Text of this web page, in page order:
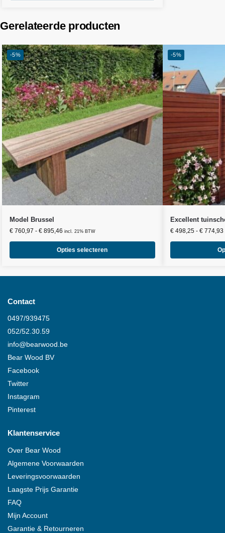
Gerelateerde producten
-5%
Model Brussel
€760,97 - €895,46 incl. 21% BTW
Opties selecteren
-5%
Excellent
€498,25 - €774,93
Contact
0497/939475
052/52.30.59
info@bearwood.be
Bear Wood BV
Facebook
Twitter
Instagram
Pinterest
Klantenservice
Over Bear Wood
Algemene Voorwaarden
Leveringsvoorwaarden
Laagste Prijs Garantie
FAQ
Mijn Account
Garantie & Retourneren